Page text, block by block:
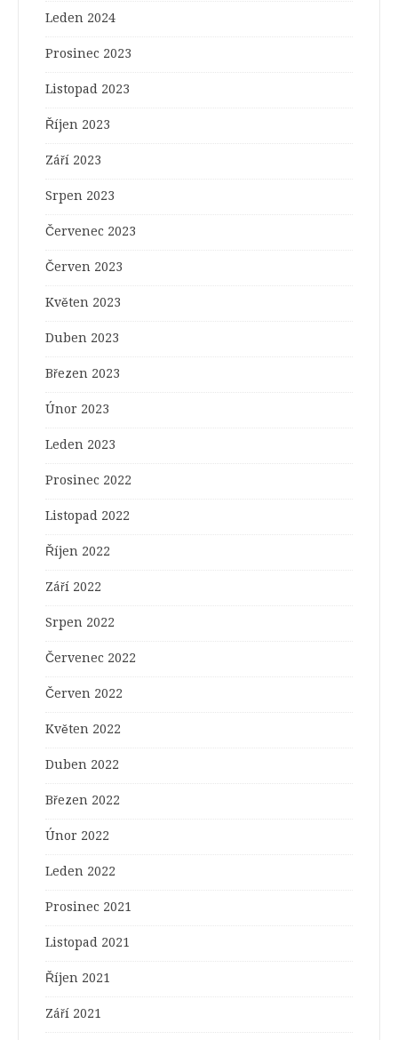
Leden 2024
Prosinec 2023
Listopad 2023
Říjen 2023
Září 2023
Srpen 2023
Červenec 2023
Červen 2023
Květen 2023
Duben 2023
Březen 2023
Únor 2023
Leden 2023
Prosinec 2022
Listopad 2022
Říjen 2022
Září 2022
Srpen 2022
Červenec 2022
Červen 2022
Květen 2022
Duben 2022
Březen 2022
Únor 2022
Leden 2022
Prosinec 2021
Listopad 2021
Říjen 2021
Září 2021